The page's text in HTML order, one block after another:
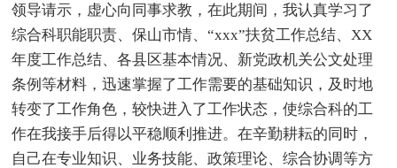
领导请示，虚心向同事求教，在此期间，我认真学习了
综合科职能职责、保山市情、“xxx”扶贫工作总结、XX
年度工作总结、各县区基本情况、新党政机关公文处理
条例等材料，迅速掌握了工作需要的基础知识，及时地
转变了工作角色，较快进入了工作状态，使综合科的工
作在我接手后得以平稳顺利推进。在辛勤耕耘的同时，
自己在专业知识、业务技能、政策理论、综合协调等方